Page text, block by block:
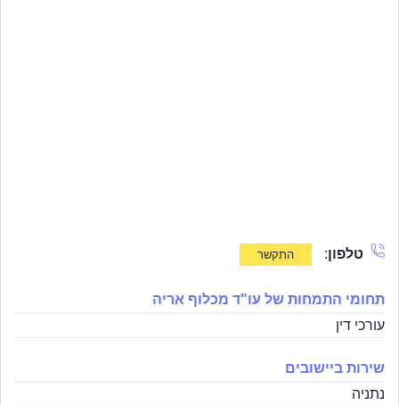
טלפון:
תחומי התמחות של עו"ד מכלוף אריה
עורכי דין
שירות ביישובים
נתניה